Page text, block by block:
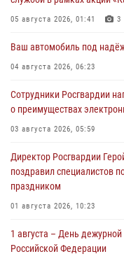
05 августа 2026, 01:41 3
Ваш автомобиль под
04 августа 2026, 06:23
Сотрудники Росгвардии
о преимуществах
03 августа 2026, 05:59
Директор Росгвардии
поздравил специалистов
праздником
01 августа 2026, 10:23
1 августа – День
Российской Федерации